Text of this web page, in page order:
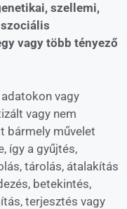
szellemi,
vagy több tényező
adatokon vagy
vagy nem
bármely művelet
így a gyűjtés,
tárolás, átalakítás
betekintés,
terjesztés vagy